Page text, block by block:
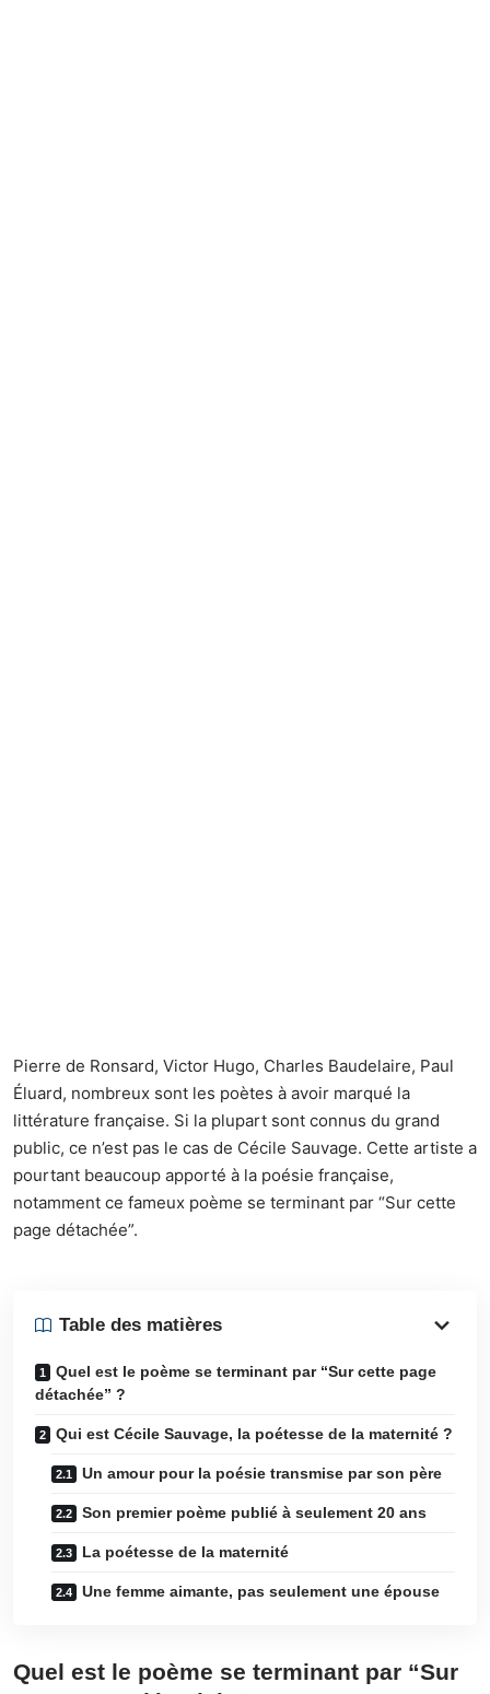
Pierre de Ronsard, Victor Hugo, Charles Baudelaire, Paul
Éluard, nombreux sont les poètes à avoir marqué la
littérature française. Si la plupart sont connus du grand
public, ce n’est pas le cas de Cécile Sauvage. Cette artiste a
pourtant beaucoup apporté à la poésie française,
notamment ce fameux poème se terminant par “Sur cette
page détachée”.
Table des matières
Quel est le poème se terminant par “Sur cette page
détachée” ?
Qui est Cécile Sauvage, la poétesse de la maternité ?
Un amour pour la poésie transmise par son père
Son premier poème publié à seulement 20 ans
La poétesse de la maternité
Une femme aimante, pas seulement une épouse
Quel est le poème se terminant par “Sur